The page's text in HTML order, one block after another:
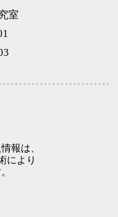
室
報は、
により